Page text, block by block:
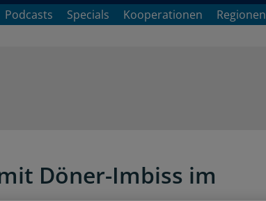
Podcasts Specials Kooperationen Regionen
Döner-Imbiss im